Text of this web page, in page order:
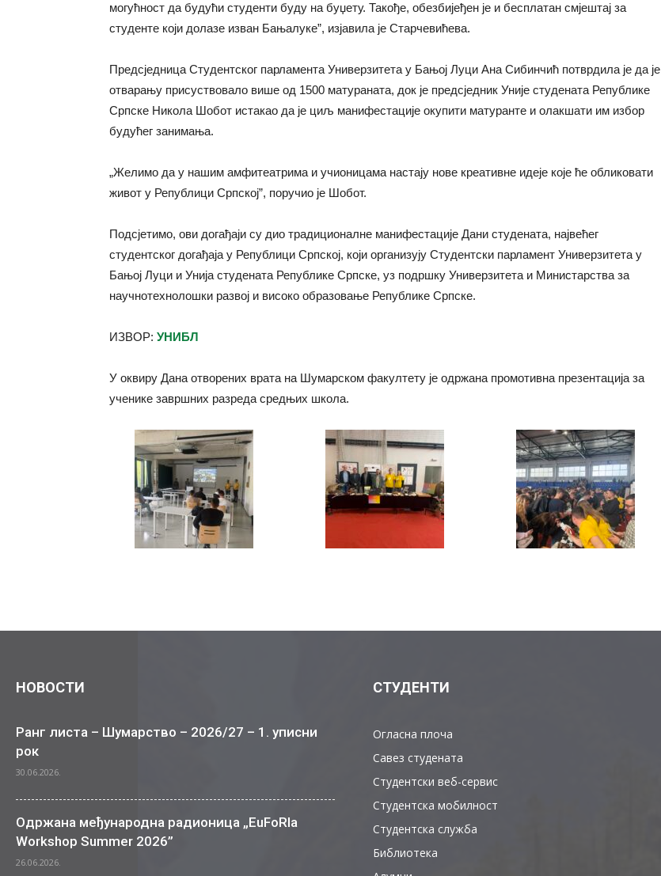
могућност да будући студенти буду на буџету. Такође, обезбијеђен је и бесплатан смјештај за
студенте који долазе изван Бањалуке”, изјавила је Старчевићева.
Предсједница Студентског парламента Универзитета у Бањој Луци Ана Сибинчић потврдила је да је
отварању присуствовало више од 1500 матураната, док је предсједник Уније студената Републике
Српске Никола Шобот истакао да је циљ манифестације окупити матуранте и олакшати им избор
будућег занимања.
„Желимо да у нашим амфитеатрима и учионицама настају нове креативне идеје које ће обликовати
живот у Републици Српској”, поручио је Шобот.
Подсјетимо, ови догађаји су дио традиционалне манифестације Дани студената, највећег
студентског догађаја у Републици Српској, који организују Студентски парламент Универзитета у
Бањој Луци и Унија студената Републике Српске, уз подршку Универзитета и Министарства за
научнотехнолошки развој и високо образовање Републике Српске.
ИЗВОР: УНИБЛ
У оквиру Дана отворених врата на Шумарском факултету је одржана промотивна презентација за
ученике завршних разреда средњих школа.
НОВОСТИ
Ранг листа – Шумарство – 2026/27 – 1. уписни
рок
30.06.2026.
Одржана међународна радионица „EuFoRIa
Workshop Summer 2026”
26.06.2026.
СТУДЕНТИ
Огласна плоча
Савез студената
Студентски веб-сервис
Студентска мобилност
Студентска служба
Библиотека